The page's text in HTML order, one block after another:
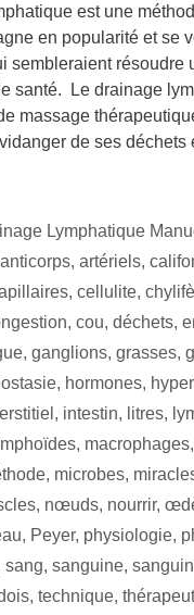
est une
en popularité et se
sembleraient résoudre
santé. Le drainage
massage
de ses déchets
Lymphatique
anticorps, artériels,
, cellulite,
, cou, déchets,
, ganglions, grasses,
, hormones,
, intestin, litres,
, macrophages,
, microbes,
, nœuds, nourrir,
, Peyer, physiologie,
sang, sanguine,
, technique,